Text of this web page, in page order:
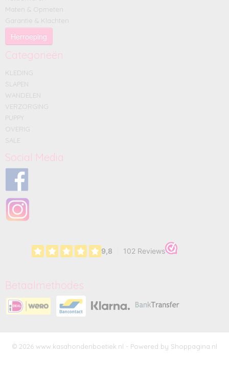
Maten & Opmeten
Garantie & Klachten
Herroeping
Categorieën
KLEDING
SLAPEN
WANDELEN
VERZORGING
PUPPY
OVERIG
SALE
Social Media
Betaalmethodes
© 2026 www.kasahondenboetiek.nl - Powered by Shoppagina.nl